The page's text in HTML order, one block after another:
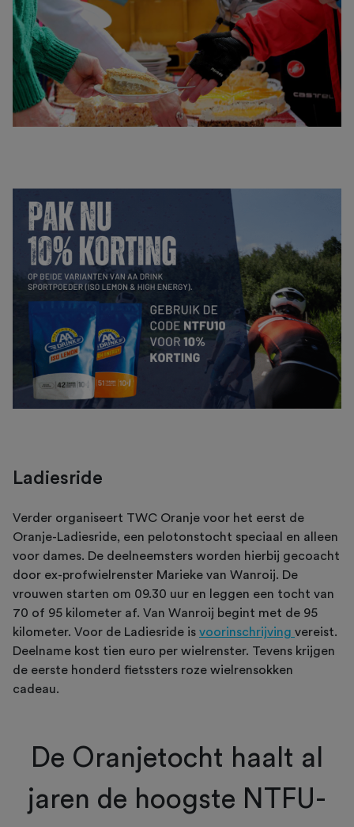
Ladiesride
Verder organiseert TWC Oranje voor het eerst de
Oranje-Ladiesride, een pelotonstocht speciaal en alleen
voor dames. De deelneemsters worden hierbij gecoacht
door ex-profwielrenster Marieke van Wanroij. De
vrouwen starten om 09.30 uur en leggen een tocht van
70 of 95 kilometer af. Van Wanroij begint met de 95
kilometer. Voor de Ladiesride is voorinschrijving vereist.
Deelname kost tien euro per wielrenster. Tevens krijgen
de eerste honderd fietssters roze wielrensokken
cadeau.
De Oranjetocht haalt al
jaren de hoogste NTFU-